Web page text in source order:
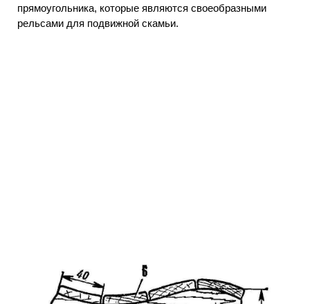
прямоугольника, которые являются своеобразными
рельсами для подвижной скамьи.